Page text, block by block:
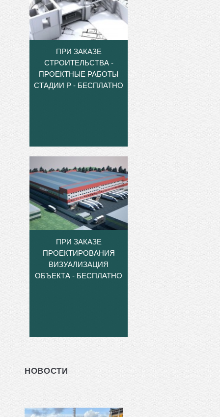
ПРИ ЗАКАЗЕ
СТРОИТЕЛЬСТВА -
ПРОЕКТНЫЕ РАБОТЫ
СТАДИИ Р - БЕСПЛАТНО
ПРИ ЗАКАЗЕ
ПРОЕКТИРОВАНИЯ
ВИЗУАЛИЗАЦИЯ
ОБЪЕКТА - БЕСПЛАТНО
НОВОСТИ